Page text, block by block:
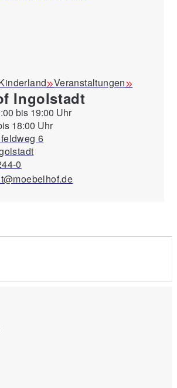
Veranstaltungen
Ingolstadt
bis 19:00 Uhr
18:00 Uhr
6
0